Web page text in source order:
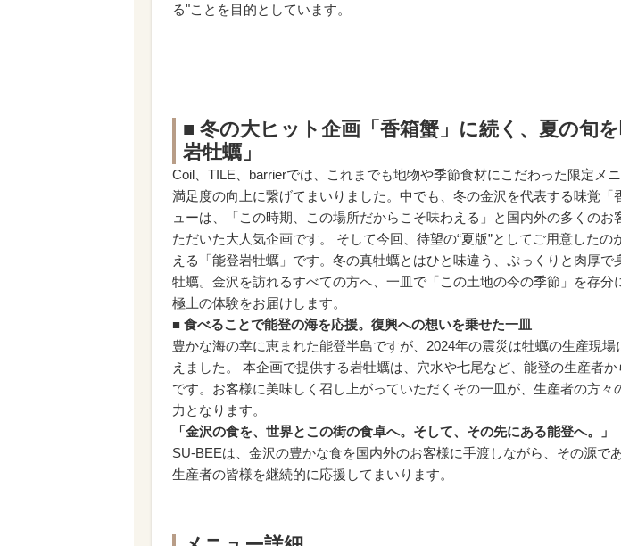
る"ことを目的としています。
■ 冬の大ヒット企画「香箱蟹」に続く、夏の旬
岩牡蠣」
Coil、TILE、barrierでは、これまでも地物や季節食材にこだわった限定メ
満足度の向上に繋げてまいりました。中でも、冬の金沢を代表する味覚「
ューは、「この時期、この場所だからこそ味わえる」と国内外の多くのお
ただいた大人気企画です。 そして今回、待望の“夏版”としてご用意したの
える「能登岩牡蠣」です。冬の真牡蠣とはひと味違う、ぷっくりと肉厚で
牡蠣。金沢を訪れるすべての方へ、一皿で「この土地の今の季節」を存分
極上の体験をお届けします。
■ 食べることで能登の海を応援。復興への想いを乗せた一皿
豊かな海の幸に恵まれた能登半島ですが、2024年の震災は牡蠣の生産現
えました。 本企画で提供する岩牡蠣は、穴水や七尾など、能登の生産者
です。お客様に美味しく召し上がっていただくその一皿が、生産者の方々
力となります。
「金沢の食を、世界とこの街の食卓へ。そして、その先にある能登へ。」
SU-BEEは、金沢の豊かな食を国内外のお客様に手渡しながら、その源で
生産者の皆様を継続的に応援してまいります。